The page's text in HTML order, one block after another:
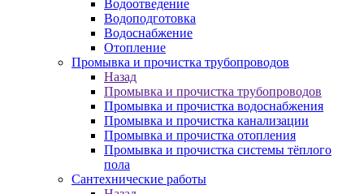
Водоотведение
Водоподготовка
Водоснабжение
Отопление
Промывка и прочистка трубопроводов
Назад
Промывка и прочистка трубопроводов
Промывка и прочистка водоснабжения
Промывка и прочистка канализации
Промывка и прочистка отопления
Промывка и прочистка системы тёплого
пола
Сантехнические работы